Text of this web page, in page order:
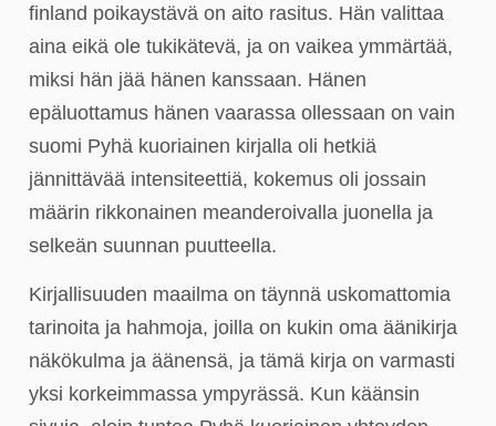
finland poikaystävä on aito rasitus. Hän valittaa
aina eikä ole tukikätevä, ja on vaikea ymmärtää,
miksi hän jää hänen kanssaan. Hänen
epäluottamus hänen vaarassa ollessaan on vain
suomi Pyhä kuoriainen kirjalla oli hetkiä
jännittävää intensiteettiä, kokemus oli jossain
määrin rikkonainen meanderoivalla juonella ja
selkeän suunnan puutteella.
Kirjallisuuden maailma on täynnä uskomattomia
tarinoita ja hahmoja, joilla on kukin oma äänikirja
näkökulma ja äänensä, ja tämä kirja on varmasti
yksi korkeimmassa ympyrässä. Kun käänsin